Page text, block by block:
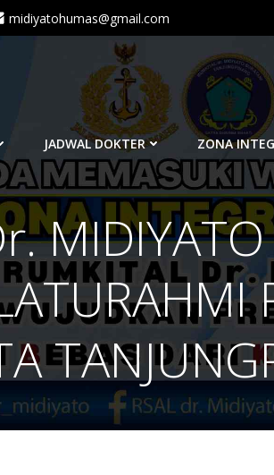
midiyatohumas@gmail.com
JADWAL DOKTER ZONA